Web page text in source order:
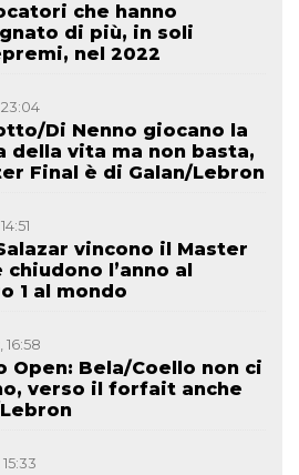
che hanno
di più, in soli
nel 2022
Di Nenno giocano la
della vita ma non basta,
Final è di Galan/Lebron
vincono il Master
chiudono l’anno al
1 al mondo
16:58
Open: Bela/Coello non ci
verso il forfait anche